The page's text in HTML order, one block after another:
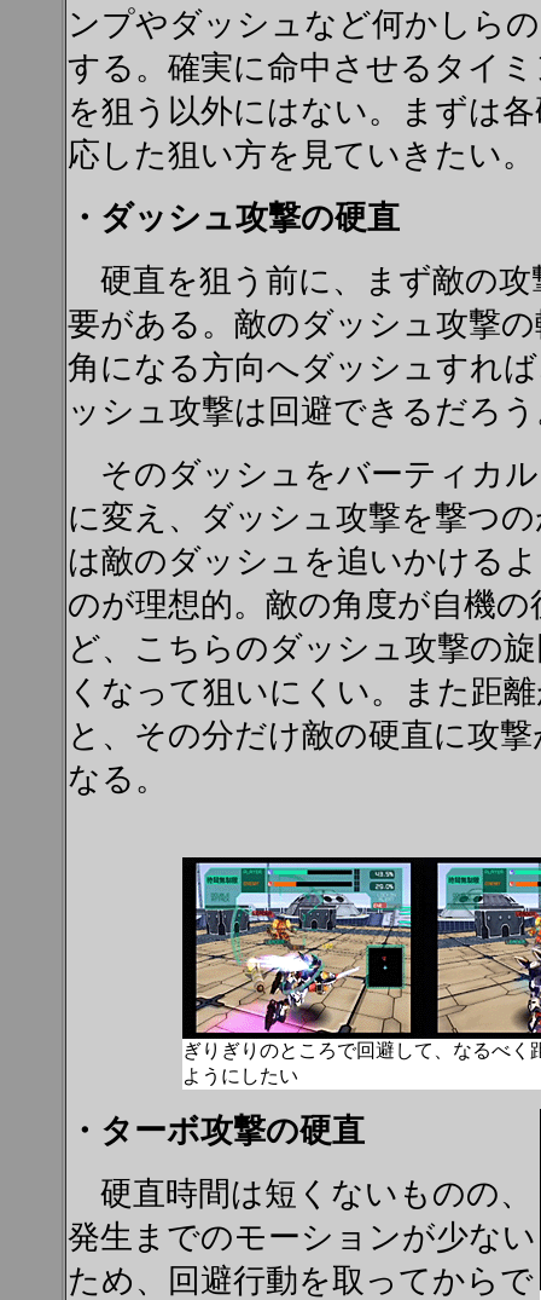
ンプやダッシュなど何かしら
する。確実に命中させるタイ
を狙う以外にはない。まずは
応した狙い方を見ていきたい。
・ダッシュ攻撃の硬直
硬直を狙う前に、まず敵の攻
要がある。敵のダッシュ攻撃
角になる方向へダッシュすれ
ッシュ攻撃は回避できるだろ
そのダッシュをバーティカ
に変え、ダッシュ攻撃を撃つ
は敵のダッシュを追いかける
のが理想的。敵の角度が自機
ど、こちらのダッシュ攻撃の
くなって狙いにくい。また距
と、その分だけ敵の硬直に攻
なる。
ぎりぎりのところで回避して、なるべく
ようにしたい
・ターボ攻撃の硬直
硬直時間は短くないものの、
発生までのモーションが少ない
ため、回避行動を取ってからで